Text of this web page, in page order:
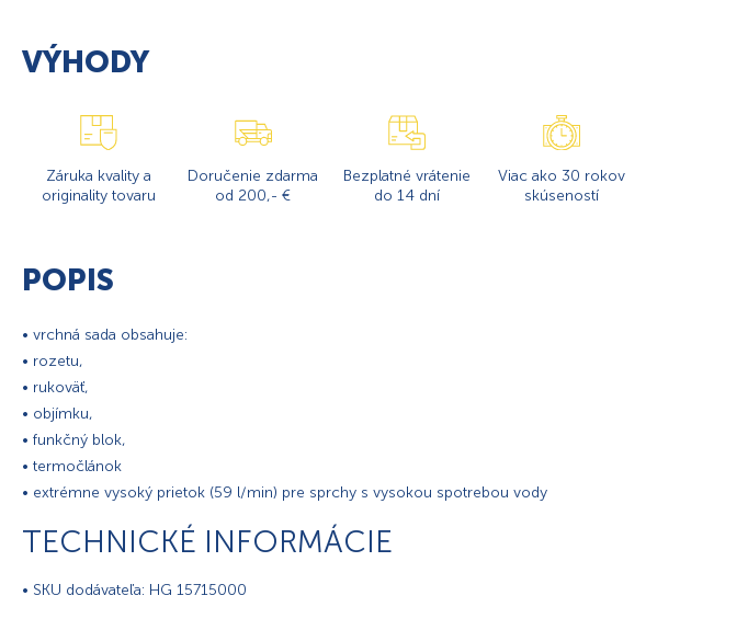
VÝHODY
Záruka kvality a
originality tovaru
Doručenie zdarma
od 200,- €
Bezplatné vrátenie
do 14 dní
Viac ako 30 rokov
skúseností
POPIS
• vrchná sada obsahuje:
• rozetu,
• rukoväť,
• objímku,
• funkčný blok,
• termočlánok
• extrémne vysoký prietok (59 l/min) pre sprchy s vysokou spotrebou vody
TECHNICKÉ INFORMÁCIE
• SKU dodávateľa: HG 15715000